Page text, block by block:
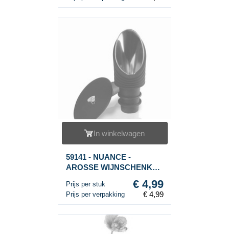
In winkelwagen
59141 - NUANCE -
AROSSE WIJNSCHENKER
Prijs per stuk € 4,99
Prijs per verpakking € 4,99